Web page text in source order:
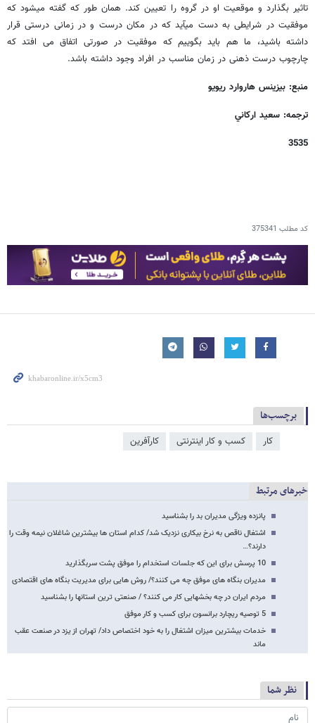
تاثیر بگذارد و موقعیت او در گروه را تعیین کند. همان طور که گفته می­شود که
موفقیت در شرایطی به دست می­آید که در مکان درست و در زمانی درستی قرار
داشته باشید، ما هم باید بگوییم که موفقیت در صورتی اتفاق می­ افتد که
چارچوب درست ذهنی در زمان مناسب در افراد وجود داشته باشد.
منبع: بیزینس هاروارد ریویو
ترجمه: سعيد ارکاني
3535
کد مطلب 375341
برچسب‌ها
کار کسب و کار اینترنتی کارآفرین
خبرهای مرتبط
پانزده ویژگی مدیران بد را بشناسید
اشتغال ناقص به نرخ بیکاری نزدیک شد/ کدام استان ها بیشترین شاغلان نیمه وقت را
دارند؟…
10 پرسش برای این که جلسات استخدام را موفق پشت سربگذارید
مدیران بنگاه های موفق چه می کنند؟/ روش هایی برای مدیریت بنگاه های اقتصادی
مردم ایران در چه بخشهایی کار می کنند؟ / صنعتی ترین استانها را بشناسید
5 توصیه ریچارد برانسون برای کسب و کار موفق
خدمات بیشترین میزان اشتغال را به خود اختصاص داد/ تهران از یزد در صنعت عقب
ماند
نظر شما